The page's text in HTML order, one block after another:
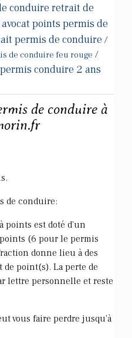
conduire retrait de
avocat points permis de
permis de conduire /
de conduire feu rouge /
conduire 2 ans
de conduire à
de conduire:
points est doté d'un
(6 pour le permis
donne lieu à des
point(s). La perte de
lettre personnelle et reste
vous faire perdre jusqu'à